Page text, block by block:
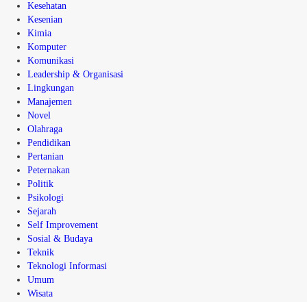
Kesehatan
Kesenian
Kimia
Komputer
Komunikasi
Leadership & Organisasi
Lingkungan
Manajemen
Novel
Olahraga
Pendidikan
Pertanian
Peternakan
Politik
Psikologi
Sejarah
Self Improvement
Sosial & Budaya
Teknik
Teknologi Informasi
Umum
Wisata